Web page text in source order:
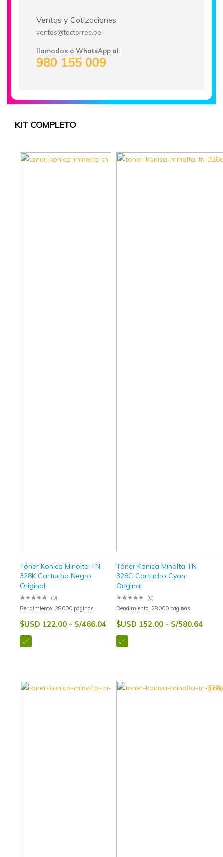
Ventas y Cotizaciones
ventas@tectorres.pe
llamadas o WhatsApp al:
980 155 009
KIT COMPLETO
Tóner Konica Minolta TN-
328K Cartucho Negro
Original
(0)
Rendimiento: 28000 páginas
$USD 122.00 - S/466.04
Tóner Konica Minolta TN-
328C Cartucho Cyan
Original
(0)
Rendimiento: 28000 páginas
$USD 152.00 - S/580.64